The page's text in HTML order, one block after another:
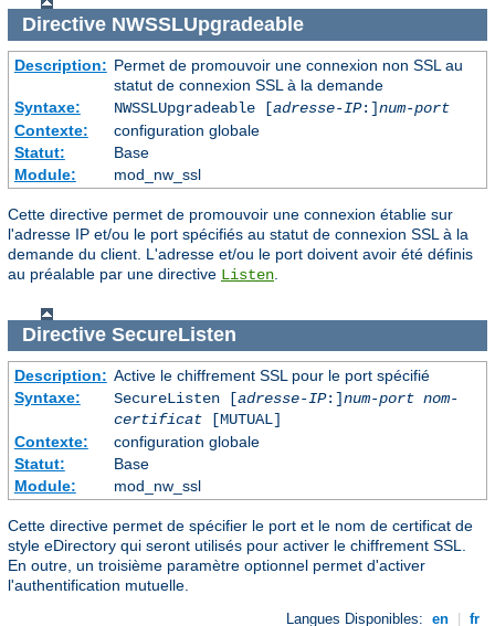
Directive NWSSLUpgradeable
Description: Permet de promouvoir une connexion non SSL au
statut de connexion SSL à la demande
Syntaxe:
NWSSLUpgradeable [adresse-IP:]num-port
Contexte:
configuration globale
Statut:
Base
Module:
mod_nw_ssl
Cette directive permet de promouvoir une connexion établie sur
l'adresse IP et/ou le port spécifiés au statut de connexion SSL à la
demande du client. L'adresse et/ou le port doivent avoir été définis
au préalable par une directive Listen
Directive SecureListen
Description: Active le chiffrement SSL pour le port spécifié
Syntaxe:
SecureListen [adresse-IP:]num-port nom-
certificat[MUTUAL]
Contexte:
configuration globale
Statut:
Base
Module:
mod_nw_ssl
Cette directive permet de spécifier le port et le nom de certificat de
style eDirectory qui seront utilisés pour activer le chiffrement SSL.
En outre, un troisième paramètre optionnel permet d'activer
l'authentification mutuelle.
Langues Disponibles: en | fr